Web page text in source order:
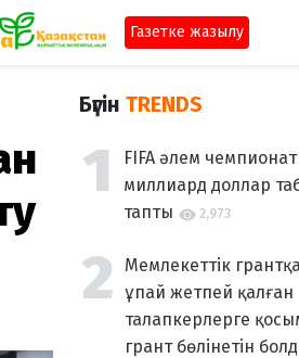
Газетке жазылу
Бүгін TRENDS
FIFA әлем
миллиард доллар
тапты
2,973
Мемлекеттік
ұпай жетпей қалған
талапкерлерге
грант бөлінетін